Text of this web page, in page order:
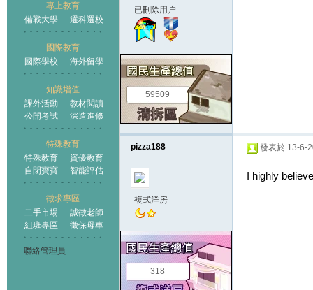
專上教育
備戰大學
選科選校
國際教育
國際學校
海外留學
知識增值
課外活動
教材閱讀
公開考試
深造進修
特殊教育
特殊教育
資優教育
自閉寶寶
智能評估
徵求專區
二手市場
誠徵老師
組班專區
徵保母車
聯絡管理員
已刪除用户
59509
pizza188
複式洋房
318
發表於 13-6-
I highly